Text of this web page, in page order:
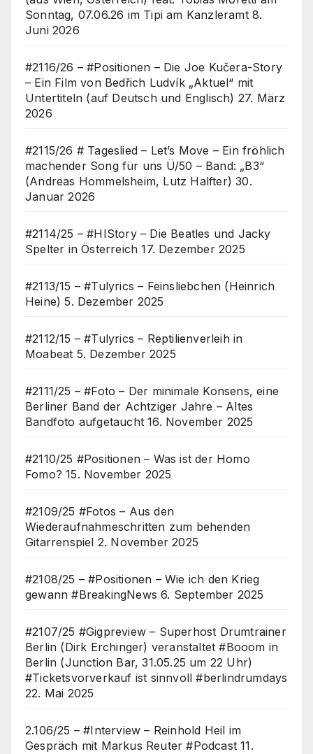
Sonntag, 07.06.26 im Tipi am Kanzleramt 8.
Juni 2026
#2116/26 – #Positionen – Die Joe Kučera-Story
– Ein Film von Bedřich Ludvík „Aktuel“ mit
Untertiteln (auf Deutsch und Englisch) 27. März
2026
#2115/26 # Tageslied – Let’s Move – Ein fröhlich
machender Song für uns Ü/50 – Band: „B3“
(Andreas Hommelsheim, Lutz Halfter) 30.
Januar 2026
#2114/25 – #HIStory – Die Beatles und Jacky
Spelter in Österreich 17. Dezember 2025
#2113/15 – #Tulyrics – Feinsliebchen (Heinrich
Heine) 5. Dezember 2025
#2112/15 – #Tulyrics – Reptilienverleih in
Moabeat 5. Dezember 2025
#2111/25 – #Foto – Der minimale Konsens, eine
Berliner Band der Achtziger Jahre – Altes
Bandfoto aufgetaucht 16. November 2025
#2110/25 #Positionen – Was ist der Homo
Fomo? 15. November 2025
#2109/25 #Fotos – Aus den
Wiederaufnahmeschritten zum behenden
Gitarrenspiel 2. November 2025
#2108/25 – #Positionen – Wie ich den Krieg
gewann #BreakingNews 6. September 2025
#2107/25 #Gigpreview – Superhost Drumtrainer
Berlin (Dirk Erchinger) veranstaltet #Booom in
Berlin (Junction Bar, 31.05.25 um 22 Uhr)
#Ticketsvorverkauf ist sinnvoll #berlindrumdays
22. Mai 2025
2.106/25 – #Interview – Reinhold Heil im
Gespräch mit Markus Reuter #Podcast 11.